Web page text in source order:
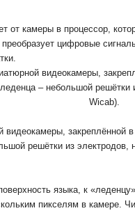
от камеры в процессор,
цифровые
видеокамеры,
решётки из
языка, к
пикселям в камере.